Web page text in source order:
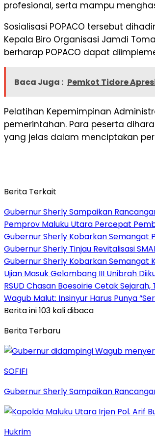
profesional, serta mampu
Sosialisasi POPACO tersebut
Kepala Biro Organisasi Jamdi
berharap POPACO dapat
Baca Juga : Pemkot Tidore
Pelatihan Kepemimpinan
pemerintahan. Para peserta
yang jelas dalam menciptakan
Berita Terkait
Gubernur Sherly Sampaikan
Pemprov Maluku Utara Percepat
Gubernur Sherly Kobarkan Semangat
Gubernur Sherly Tinjau Revitalisasi
Gubernur Sherly Kobarkan Semangat
Ujian Masuk Gelombang III Unibrah
RSUD Chasan Boesoirie Cetak
Wagub Malut: Insinyur Harus Punya
Berita ini 103 kali dibaca
Berita Terbaru
SOFIFI
Gubernur Sherly Sampaikan
Hukrim